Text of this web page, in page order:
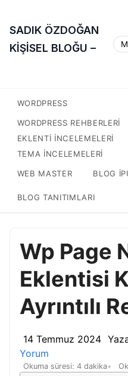
SADIK ÖZDOĞAN
KİŞİSEL BLOĞU –
WORDPRESS
WORDPRESS REHBERLERI
EKLENTI INCELEMELERI
TEMA INCELEMELERI
WEB MASTER BLOG
BLOG TANITIMLARI
Wp Page
Eklentisi
Ayrıntılı
14 Temmuz 2024
Yorum
Okuma süresi: 4 dakika